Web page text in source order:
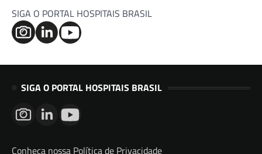
SIGA O PORTAL HOSPITAIS BRASIL
SIGA O PORTAL HOSPITAIS BRASIL
Conheça nossa Política de Privacidade